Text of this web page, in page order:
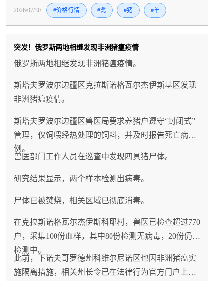
2026/07/30 #价格行情 #禽 #猪 #羊
突发！俄罗斯两地相继发现非洲猪瘟疫情
俄罗斯两地相继发现非洲猪瘟疫情。
斯塔夫罗波尔边疆区克拉斯诺格瓦尔杰伊斯基区发现
非洲猪瘟疫情。
斯塔夫罗波尔边疆区兽医局要求养猪户遵守“封闭式”
管理，仅饲喂经热处理的饲料，并及时报告死亡病
例。
兽医部门工作人员在巡查中发现四具猪尸体。
研究结果显示，两个样本检测出病毒。
尸体已被焚烧，相关区域已彻底消毒。
在克拉斯诺格瓦尔杰伊斯科耶村，兽医已检查超过770
户，采集100份血样，其中80份检测无病毒，20份仍在
检测中。
此前，下诺夫哥罗德州科维尔尼诺区也因非洲猪瘟实
施隔离措施，相关州长令已在法律行为官方门户上发